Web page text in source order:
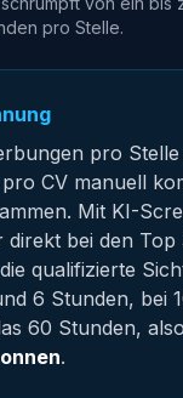
pro Stelle.
pro
CV manuell
Mit KI-
direkt bei den Top
qualifizierte
6 Stunden, bei
60 Stunden, also
.